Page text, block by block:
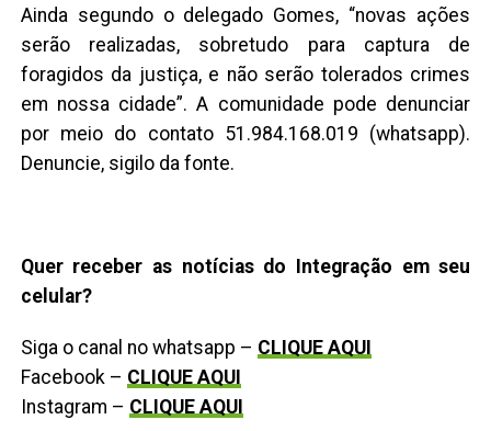
Ainda segundo o delegado Gomes, “novas ações
serão realizadas, sobretudo para captura de
foragidos da justiça, e não serão tolerados crimes
em nossa cidade”. A comunidade pode denunciar
por meio do contato 51.984.168.019 (whatsapp).
Denuncie, sigilo da fonte.
Quer receber as notícias do Integração em seu
celular?
Siga o canal no whatsapp – CLIQUE AQUI
Facebook – CLIQUE AQUI
Instagram – CLIQUE AQUI